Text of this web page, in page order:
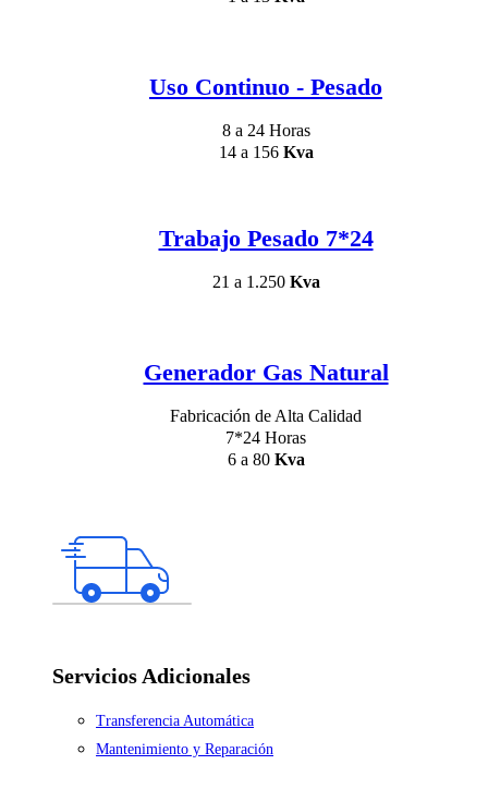
Uso Continuo - Pesado
8 a 24 Horas
14 a 156 Kva
Trabajo Pesado 7*24
21 a 1.250 Kva
Generador Gas Natural
Fabricación de Alta Calidad
7*24 Horas
6 a 80 Kva
Servicios Adicionales
Transferencia Automática
Mantenimiento y Reparación